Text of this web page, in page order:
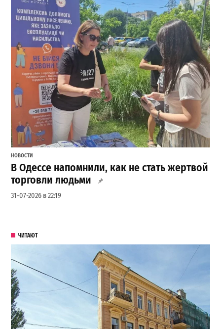
НОВОСТИ
В Одессе напомнили, как не стать жертвой
торговли людьми
31-07-2026 в 22:19
ЧИТАЮТ